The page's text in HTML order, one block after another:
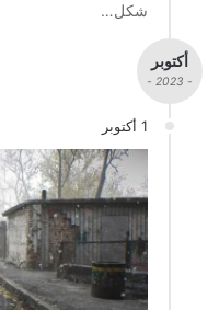
شكل…
أكتوبر
- 2023 -
1 أكتوبر